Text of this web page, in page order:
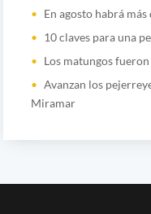
En agosto habrá
10 claves para una
Los matungos
Avanzan los
Miramar